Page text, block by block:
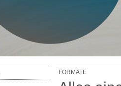
FORMATE